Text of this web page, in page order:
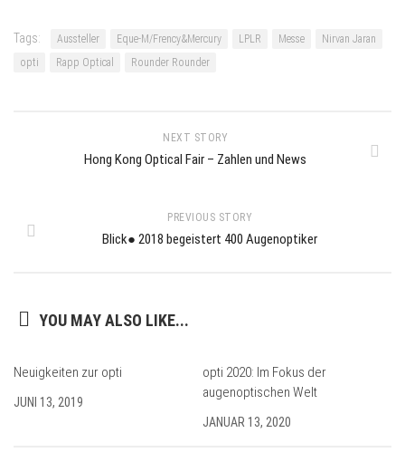
Tags: Aussteller Eque-M/Frency&Mercury LPLR Messe
Nirvan Jaran
opti
Rapp Optical Rounder Rounder
NEXT STORY
Hong Kong Optical Fair – Zahlen und News
PREVIOUS STORY
Blick● 2018 begeistert 400 Augenoptiker
YOU MAY ALSO LIKE...
Neuigkeiten zur opti
JUNI 13, 2019
opti 2020: Im Fokus der
augenoptischen Welt
JANUAR 13, 2020